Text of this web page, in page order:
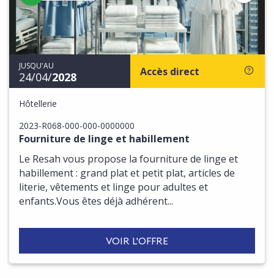
JUSQU'AU
24/04/2028 Accès direct
Hôtellerie
2023-R068-000-000-0000000
Fourniture de linge et habillement
Le Resah vous propose la fourniture de linge et
habillement : grand plat et petit plat, articles de
literie, vêtements et linge pour adultes et
enfants.Vous êtes déjà adhérent...
VOIR L'OFFRE